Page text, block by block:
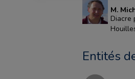
M.
Diacre
Entités